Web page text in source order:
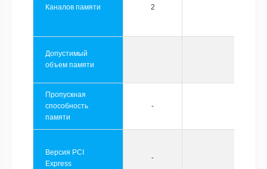
Каналов памяти 2
Допустимый
объем памяти
Пропускная
способность
памяти
-
Версия PCI
Express
-